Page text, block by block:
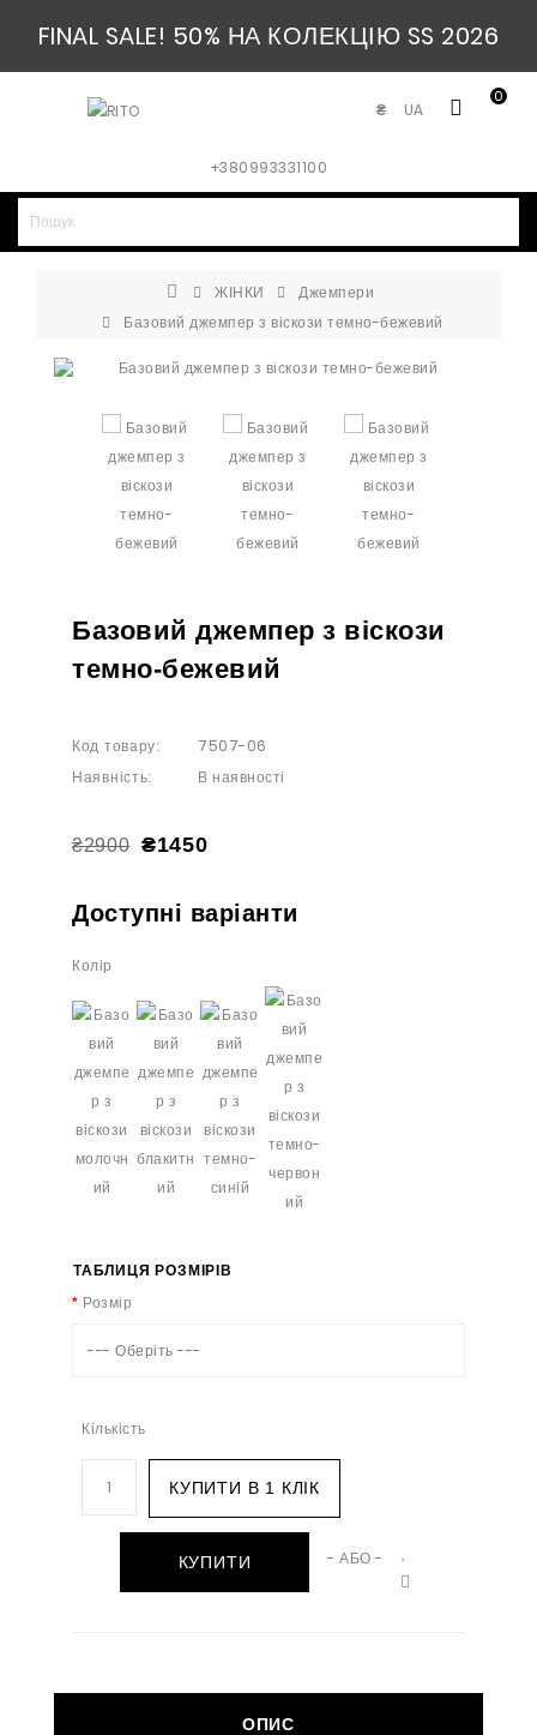
FINAL SALE! 50% НА КОЛЕКЦІЮ SS 2026
0
UA
₴
+380993331100
ЖІНКИ
Джемпери
Базовий джемпер з віскози темно-бежевий
Базовий джемпер з віскози
темно-бежевий
Код товару: 7507-06
Наявність: В наявності
₴2900 ₴1450
Доступні варіанти
Колір
ТАБЛИЦЯ РОЗМІРІВ
Розмір
--- Оберіть ---
Кількість
КУПИТИ В 1 КЛІК
КУПИТИ - АБО -
ОПИС